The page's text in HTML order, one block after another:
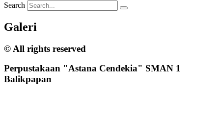
Search
Galeri
© All rights reserved
Perpustakaan "Astana Cendekia" SMAN 1
Balikpapan